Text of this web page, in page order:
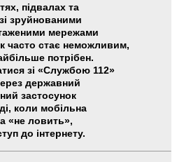
підвалах та
зруйнованими
мережами
часто стає неможливим,
потрібен.
зі «Службою 112»
державний
застосунок
коли мобільна
«не ловить»,
до інтернету.